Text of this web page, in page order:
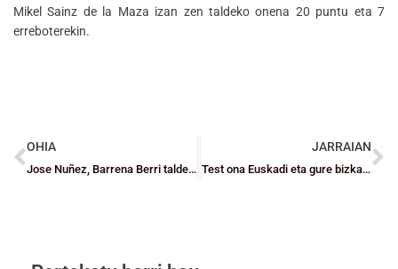
Mikel Sainz de la Maza izan zen taldeko onena 20 puntu eta 7
erreboterekin.
OHIA
Jose Nuñez, Barrena Berri taldeko “apagafuegos” Unamunoko proiektuan
JARRAIAN
Test ona Euskadi eta gure bizkaitarrentzako Mirandan eta deialdi berria